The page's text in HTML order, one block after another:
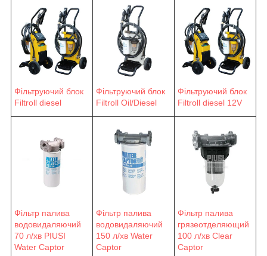
Фільтруючий блок
Filtroll diesel
Фільтруючий блок
Filtroll Oil/Diesel
Фільтруючий блок
Filtroll diesel 12V
Фільтр палива
водовидаляючий
70 л/хв PIUSI
Water Сaptor
Фільтр палива
водовидаляючий
150 л/хв Water
Сaptor
Фільтр палива
грязеотделяющий
100 л/хв Clear
Captor